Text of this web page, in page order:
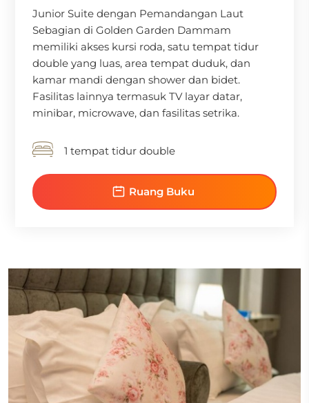
Junior Suite dengan Pemandangan Laut
Sebagian di Golden Garden Dammam
memiliki akses kursi roda, satu tempat tidur
double yang luas, area tempat duduk, dan
kamar mandi dengan shower dan bidet.
Fasilitas lainnya termasuk TV layar datar,
minibar, microwave, dan fasilitas setrika.
1 tempat tidur double
Ruang Buku